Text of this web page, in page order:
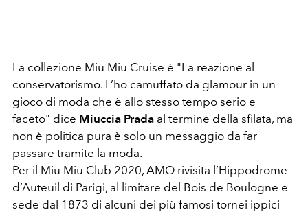
La collezione Miu Miu Cruise è "La reazione al
conservatorismo. L’ho camuffato da glamour in un
gioco di moda che è allo stesso tempo serio e
faceto" dice Miuccia Prada al termine della sfilata, ma
non è politica pura è solo un messaggio da far
passare tramite la moda.
Per il Miu Miu Club 2020, AMO rivisita l’Hippodrome
d’Auteuil di Parigi, al limitare del Bois de Boulogne e
sede dal 1873 di alcuni dei più famosi tornei ippici